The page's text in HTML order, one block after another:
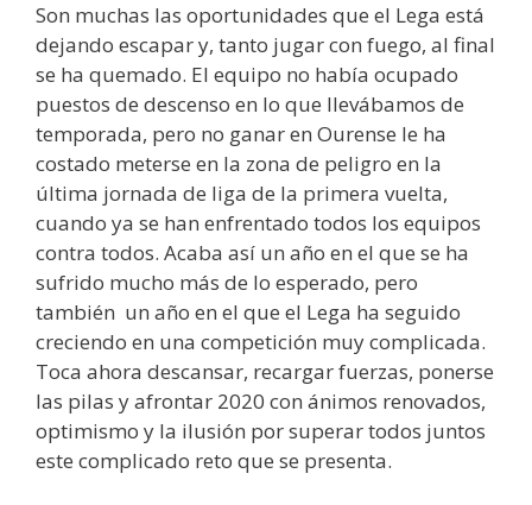
Son muchas las oportunidades que el Lega está
dejando escapar y, tanto jugar con fuego, al final
se ha quemado. El equipo no había ocupado
puestos de descenso en lo que llevábamos de
temporada, pero no ganar en Ourense le ha
costado meterse en la zona de peligro en la
última jornada de liga de la primera vuelta,
cuando ya se han enfrentado todos los equipos
contra todos. Acaba así un año en el que se ha
sufrido mucho más de lo esperado, pero
también un año en el que el Lega ha seguido
creciendo en una competición muy complicada.
Toca ahora descansar, recargar fuerzas, ponerse
las pilas y afrontar 2020 con ánimos renovados,
optimismo y la ilusión por superar todos juntos
este complicado reto que se presenta.